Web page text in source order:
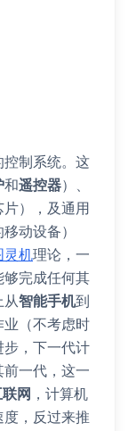
控制系统。这
和遥控器）、
片），及通用
动设备）
灵机理论，一
够完成任何其
从智能手机到
业（不考虑时
步，下一代计
一代，这一
网 ，计算机
，反过来推